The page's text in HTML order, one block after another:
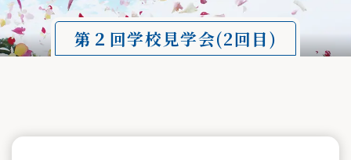
第２回学校見学会(2回目)